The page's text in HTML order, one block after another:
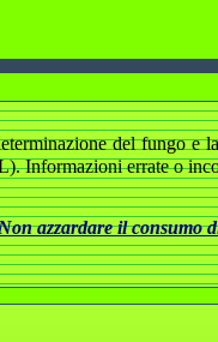
del fungo e
Informazioni errate o
azzardare il consumo